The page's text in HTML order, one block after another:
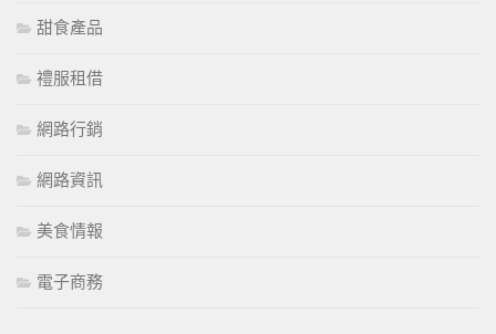
甜食產品
禮服租借
網路行銷
網路資訊
美食情報
電子商務